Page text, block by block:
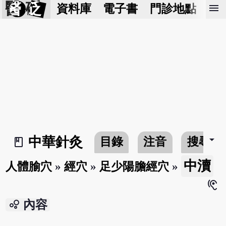
醫 砭 資料庫 電子書 門診地點 預
menu
book_2
中華針灸 目錄 注音 搜尋arrow_drop_down
人體腧穴 »經穴 » 足少陽膽經穴 » 中瀆
hearing
bubble_chart 內容